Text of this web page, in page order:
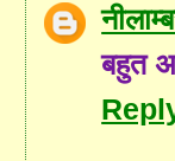
बहुत